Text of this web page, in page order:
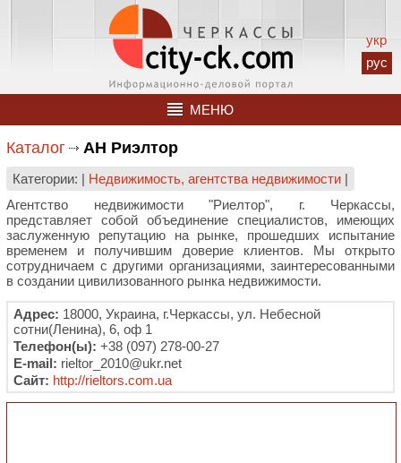
укр
рус
МЕНЮ
Каталог АН Риэлтор
Категории: | Недвижимость, агентства недвижимости |
Агентство недвижимости "Риелтор", г. Черкассы,
представляет собой объединение специалистов, имеющих
заслуженную репутацию на рынке, прошедших испытание
временем и получившим доверие клиентов. Мы открыто
сотрудничаем с другими организациями, заинтересованными
в создании цивилизованного рынка недвижимости.
Адрес: 18000, Украина, г.Черкассы, ул. Небесной
сотни(Ленина), 6, оф 1
Телефон(ы): +38 (097) 278-00-27
E-mail: rieltor_2010@ukr.net
Сайт: http://rieltors.com.ua